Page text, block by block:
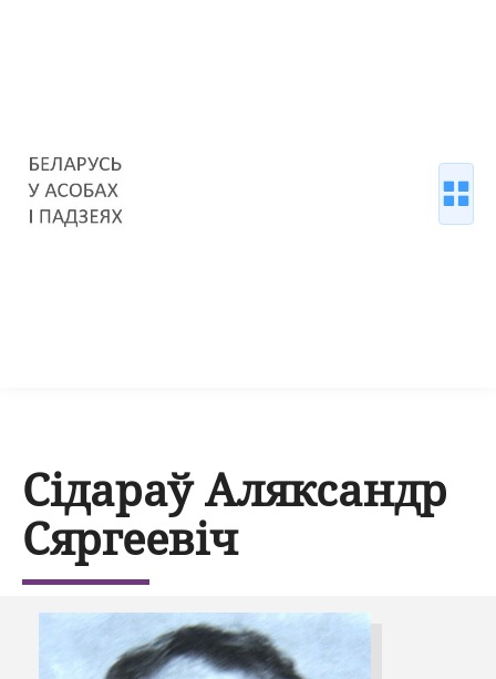
Сідараў Аляксандр
Сяргеевіч